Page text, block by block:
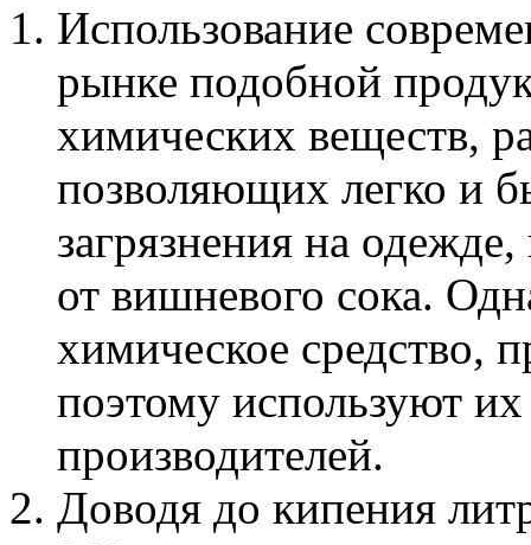
Использование
рынке подобной
химических веществ,
позволяющих легко и
загрязнения на
от вишневого сока.
химическое средство,
поэтому используют
производителей.
Доводя до кипения